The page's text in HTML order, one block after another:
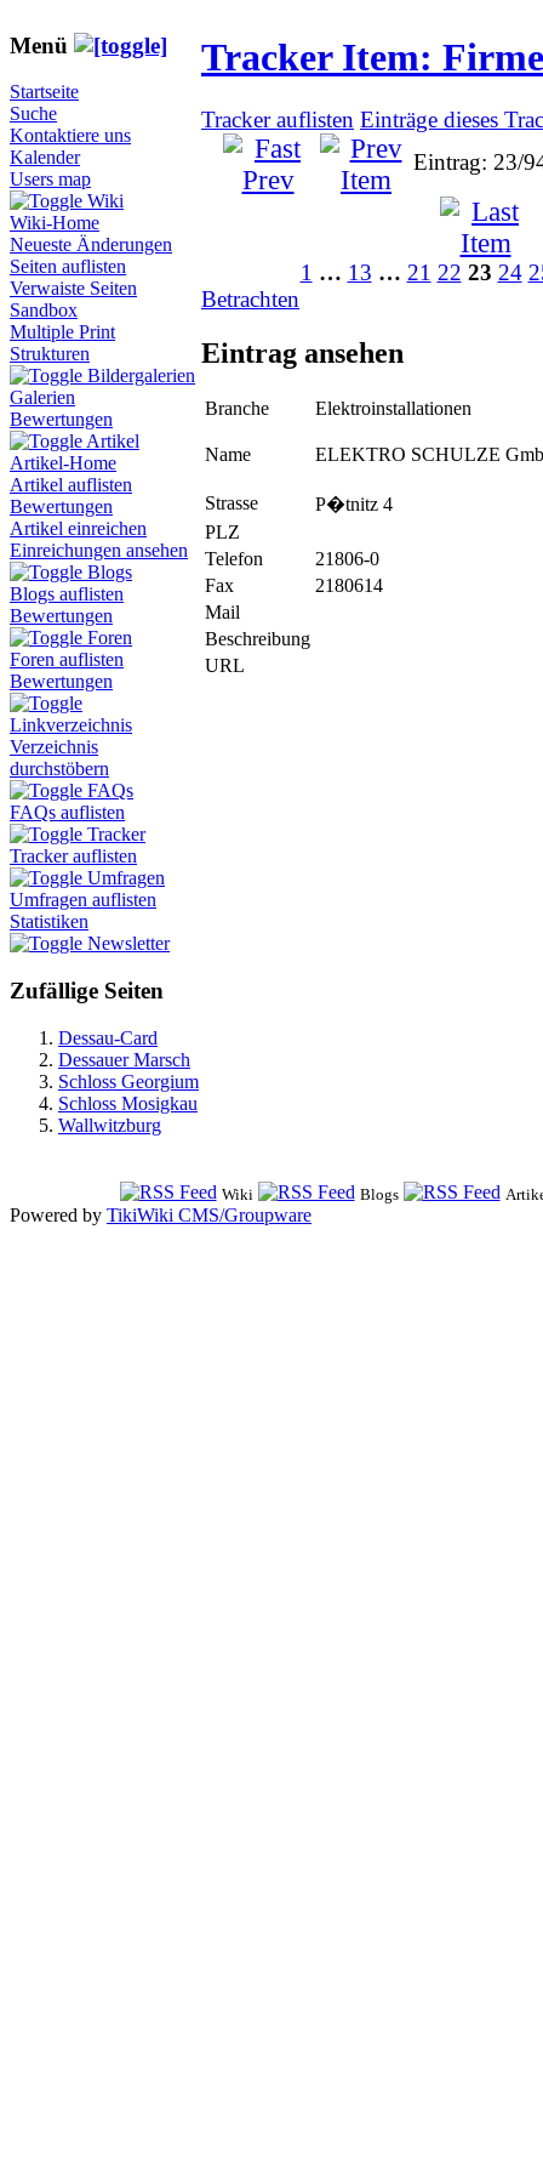
Menü
Startseite
Suche
Kontaktiere uns
Kalender
Users map
Wiki
Wiki-Home
Neueste Änderungen
Seiten auflisten
Verwaiste Seiten
Sandbox
Multiple Print
Strukturen
Bildergalerien
Galerien
Bewertungen
Artikel
Artikel-Home
Artikel auflisten
Bewertungen
Artikel einreichen
Einreichungen ansehen
Blogs
Blogs auflisten
Bewertungen
Foren
Foren auflisten
Bewertungen
Linkverzeichnis
Verzeichnis
durchstöbern
FAQs
FAQs auflisten
Tracker
Tracker auflisten
Umfragen
Umfragen auflisten
Statistiken
Newsletter
Zufällige Seiten
Dessau-Card
Dessauer Marsch
Schloss Georgium
Schloss Mosigkau
Wallwitzburg
Tracker Item:
Tracker auflisten Einträge dieses
Eintrag: 23/
1 … 13 … 21 22 23 24
Betrachten
Eintrag ansehen
Branche Elektroinstallationen
Name ELEKTRO SCHULZE
Strasse
P�tnitz 4
PLZ
Telefon
21806-0
Fax
2180614
Mail
Beschreibung
URL
Wiki Blogs
Powered by TikiWiki CMS/Groupware